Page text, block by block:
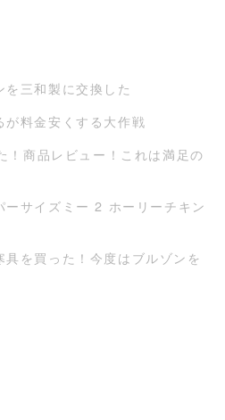
三和製に交換した
料金安くする大作戦
商品レビュー！これは満足の
サイズミー 2 ホーリーチキン
を買った！今度はブルゾンを